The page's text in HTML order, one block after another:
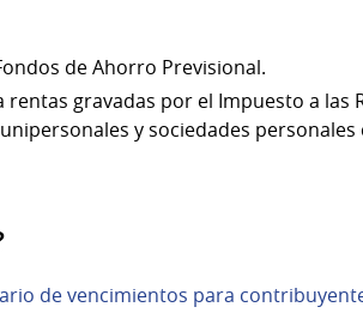
de Ahorro Previsional.
gravadas por el Impuesto a las
y sociedades
de vencimientos para